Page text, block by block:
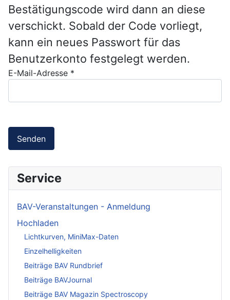
Bestätigungscode wird dann an diese
verschickt. Sobald der Code vorliegt,
kann ein neues Passwort für das
Benutzerkonto festgelegt werden.
E-Mail-Adresse *
Senden
Service
BAV-Veranstaltungen - Anmeldung
Hochladen
Lichtkurven, MiniMax-Daten
Einzelhelligkeiten
Beiträge BAV Rundbrief
Beiträge BAVJournal
Beiträge BAV Magazin Spectroscopy